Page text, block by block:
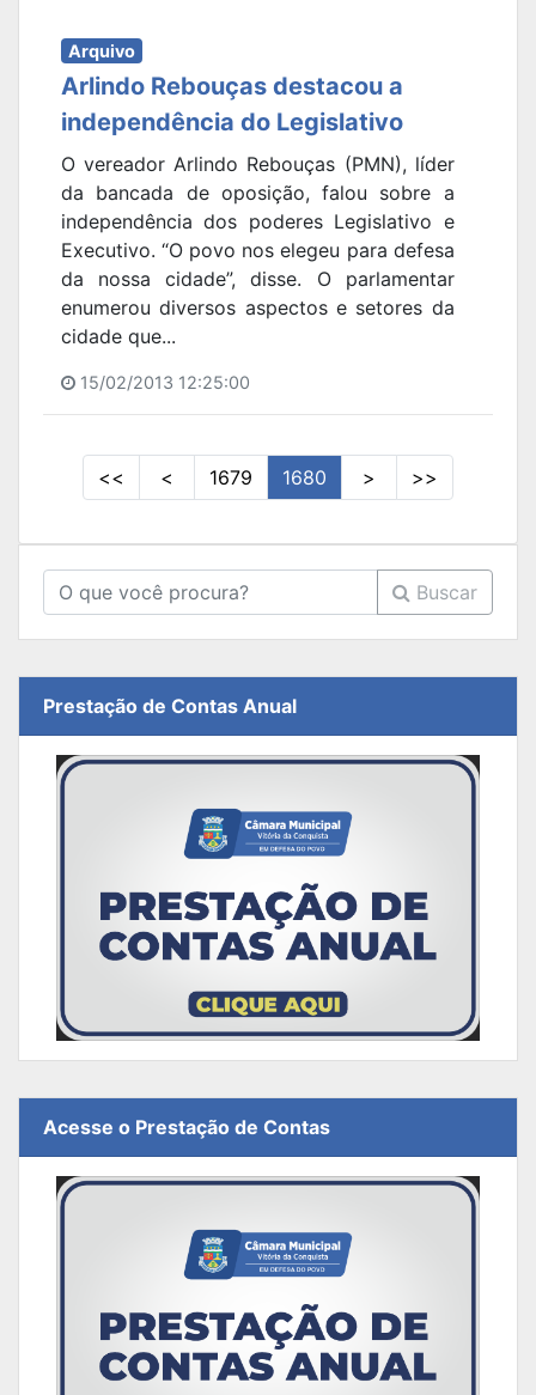
Arquivo
Arlindo Rebouças destacou a
independência do Legislativo
O vereador Arlindo Rebouças (PMN), líder
da bancada de oposição, falou sobre a
independência dos poderes Legislativo e
Executivo. “O povo nos elegeu para defesa
da nossa cidade”, disse. O parlamentar
enumerou diversos aspectos e setores da
cidade que...
15/02/2013 12:25:00
<< < 1679 1680 > >>
Buscar
Prestação de Contas Anual
Acesse o Prestação de Contas